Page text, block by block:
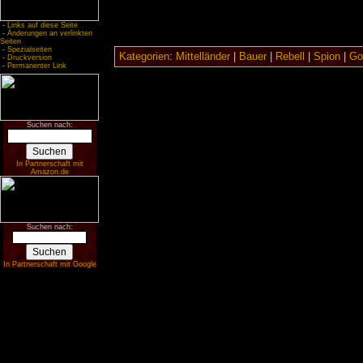
- Links auf diese Seite
- Änderungen an verlinkten
Seiten
- Spezialseiten
- Druckversion
- Permanenter Link
Suchen nach:
In Partnerschaft mit
Amazon.de
Suchen nach:
In Partnerschaft mit Google
Kategorien: Mittelländer| Bauer| Rebell Spion|